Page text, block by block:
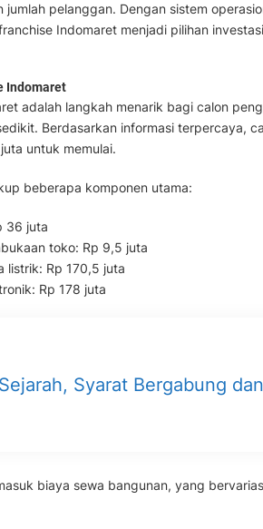
pelanggan. Dengan sistem
Indomaret menjadi pilihan
Indomaret
adalah langkah menarik bagi calon
Berdasarkan informasi terpercaya,
untuk memulai.
beberapa komponen utama:
36 juta
toko: Rp 9,5 juta
listrik: Rp 170,5 juta
Rp 178 juta
Syarat Bergabung
biaya sewa bangunan, yang